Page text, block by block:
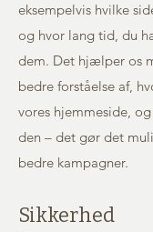
eksempelvis hvilke
og hvor lang tid, du
dem. Det hjælper os
bedre forståelse af,
vores hjemmeside,
den – det gør det
bedre kampagner.
Sikkerhed